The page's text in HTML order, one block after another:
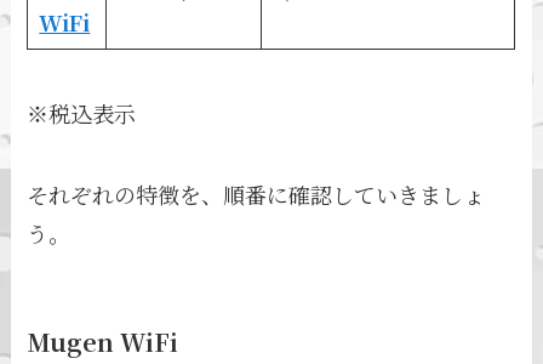
WiFi
※税込表示
それぞれの特徴を、順番に確認していきましょ
う。
Mugen WiFi